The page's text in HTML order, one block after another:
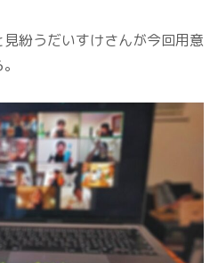
見紛うだいすけさんが今回用意